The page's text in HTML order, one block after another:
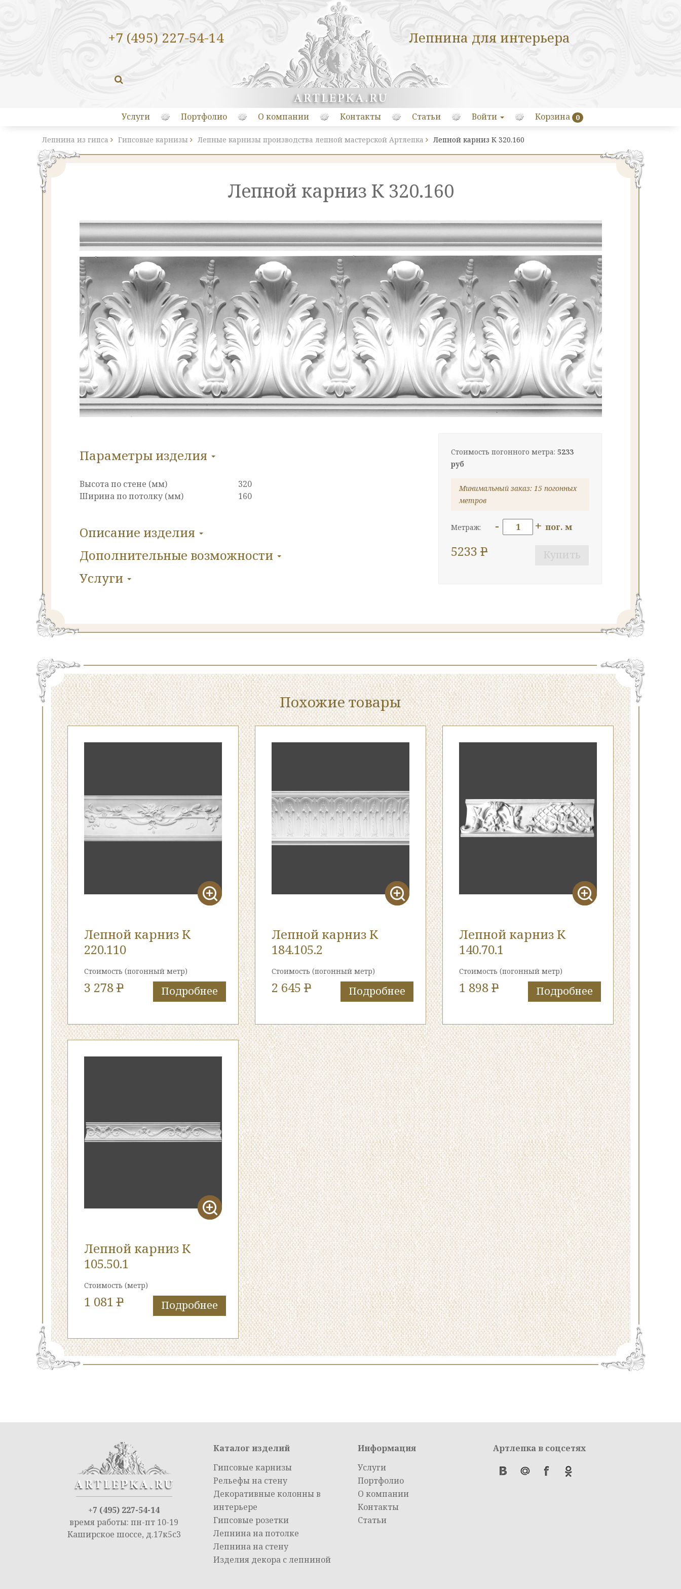
+7 (495) 227-54-14 Лепнина для интерьера
Услуги Портфолио О компании Контакты Статьи Войти Корзина 0
Лепнина из гипса Гипсовые карнизы Лепные карнизы производства лепной мастерской Артлепка Лепной карниз К 320.160
Лепной карниз К 320.160
Параметры изделия
Высота по стене (мм)
320
Ширина по потолку (мм)
160
Описание изделия
Дополнительные возможности
Услуги
Стоимость погонного метра:5233
руб
Минимальный заказ: 15 погонных
метров
Метраж: - + пог. м
5233P Купить
Похожие товары
Лепной карниз К
220.110
Стоимость (погонный метр)
3 278P Подробнее
Лепной карниз К
184.105.2
Стоимость (погонный метр)
2 645P Подробнее
Лепной карниз К
140.70.1
Стоимость(погонный метр)
1 898P Подробнее
Лепной карниз К
105.50.1
Стоимость (метр)
1 081P Подробнее
+7 (495) 227-54-14
время работы: пн-пт 10-19
Каширское шоссе, д.17к5с3
Каталог изделий
Гипсовые карнизы
Рельефы на стену
Декоративные колонны в
интерьере
Гипсовые розетки
Лепнина на потолке
Лепнина на стену
Изделия декора с лепниной
Информация
Услуги
Портфолио
О компании
Контакты
Статьи
Артлепка в соцсетях